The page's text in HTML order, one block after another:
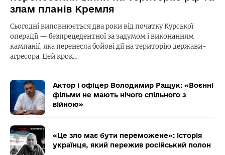
злам планів Кремля
Сьогодні виповнюється два роки від початку Курської
операції — безпрецедентної за задумом і виконанням
кампанії, яка перенесла бойові дії на територію держави-
агресора. Цей крок…
Актор і офіцер Володимир Ращук: «Воєнні
фільми не мають нічого спільного з
війною»
«Це зло має бути переможене»: історія
українця, який пережив російський полон